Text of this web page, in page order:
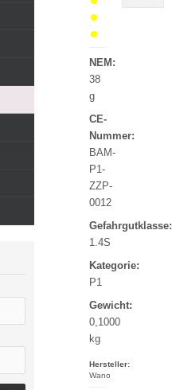
NEM:
38
g
CE-
Nummer:
BAM-
P1-
ZZP-
0012
Gefahrgutklasse:
1.4S
Kategorie:
P1
Gewicht:
0,1000
kg
Hersteller:
Wano